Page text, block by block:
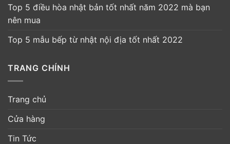
Top 5 điều hòa nhật bản tốt nhất năm 2022 mà bạn
nên mua
Top 5 mẫu bếp từ nhật nội địa tốt nhất 2022
TRANG CHÍNH
Trang chủ
Cửa hàng
Tin Tức